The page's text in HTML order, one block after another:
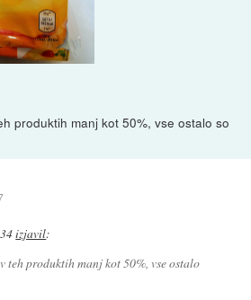
produktih manj kot 50%, vse ostalo so
izjavil:
teh produktih manj kot 50%, vse ostalo